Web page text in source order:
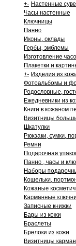
+- Настенные
Часы настенные
Ключницы
Панно
Иконы, оклады
Гербы, эмблемы
Изготовление
Плакетки и
+- Изделия из
Фотоальбомы и
Родословные,
Ежедневники из
Книги в кожаном
Визитницы
Шкатулки
Рюкзаки, сумки,
Ремни
Подарочная
Панно , часы и
Наборы
Кошельки,
Кожаные
Карманные
Записные книжки
Бары из кожи
Браслеты
Брелоки из кожи
Визитницы